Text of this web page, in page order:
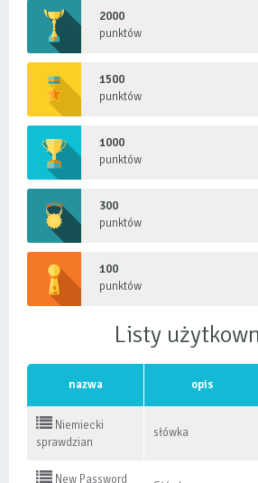
2000
punktów
1500
punktów
1000
punktów
300
punktów
100
punktów
Listy
nazwa opis
Niemiecki
sprawdzian
słówka
New Password